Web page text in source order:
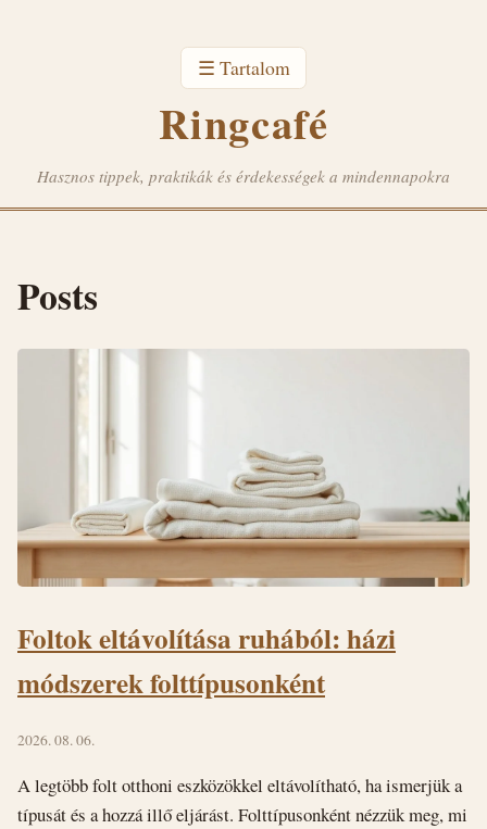
☰ Tartalom
Ringcafé
Hasznos tippek, praktikák és érdekességek a mindennapokra
Posts
Foltok eltávolítása ruhából: házi
módszerek folttípusonként
2026. 08. 06.
A legtöbb folt otthoni eszközökkel eltávolítható, ha ismerjük a
típusát és a hozzá illő eljárást. Folttípusonként nézzük meg, mi